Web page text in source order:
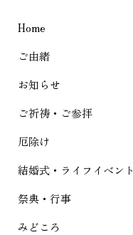
ー
シ
ョ
ン
Home
ご由緒
お知らせ
ご祈祷・ご参拝
厄除け
結婚式・ライフイベント
祭典・行事
みどころ